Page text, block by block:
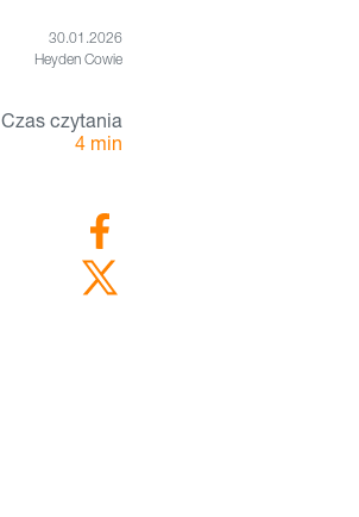
30.01.2026
Heyden Cowie
Czas czytania
4 min